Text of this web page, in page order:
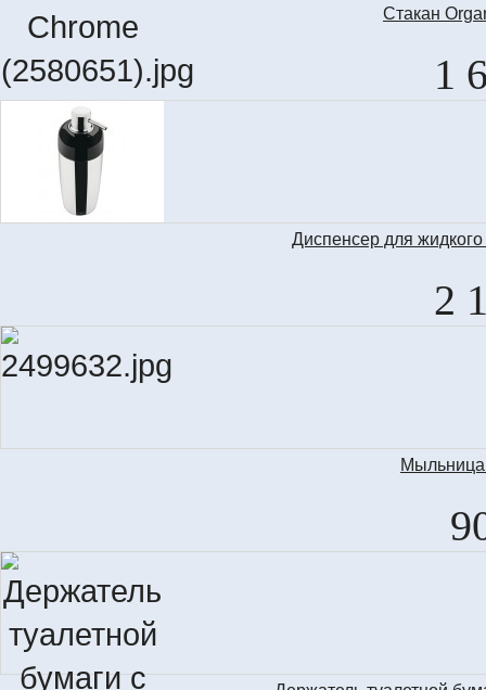
Стакан
1
Диспенсер для
2
Мыльница